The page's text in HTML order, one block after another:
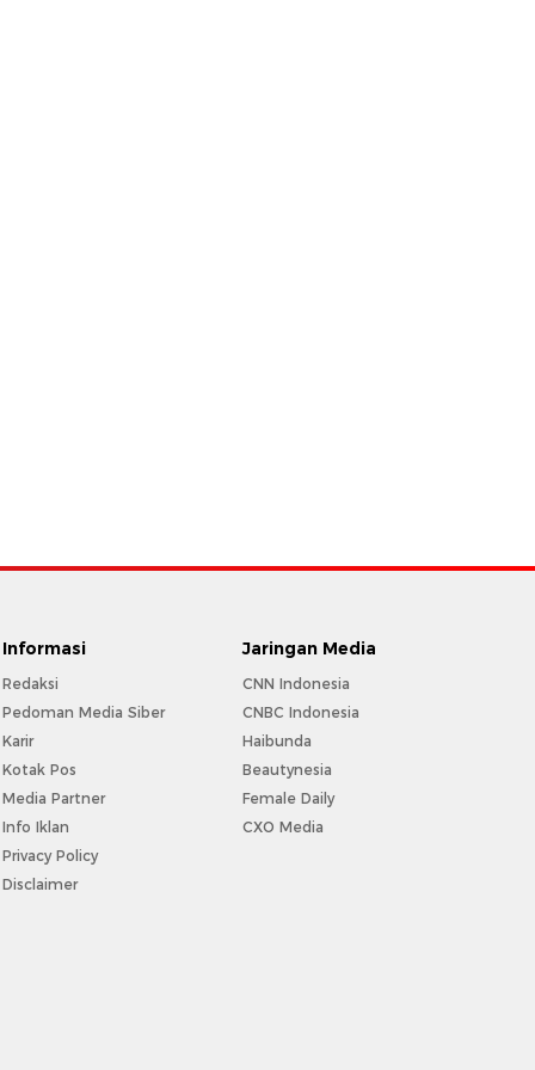
Informasi
Redaksi
Pedoman Media Siber
Karir
Kotak Pos
Media Partner
Info Iklan
Privacy Policy
Disclaimer
Jaringan Media
CNN Indonesia
CNBC Indonesia
Haibunda
Beautynesia
Female Daily
CXO Media